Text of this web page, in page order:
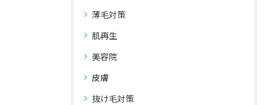
薄毛対策
肌再生
美容院
皮膚
抜け毛対策